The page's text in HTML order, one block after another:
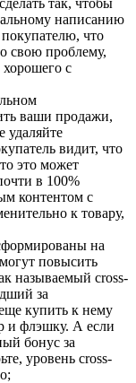
написанию
что
свою проблему,
с
ваши продажи,
удаляйте
видит, что
это может
в 100%
контентом с
к товару,
на
повысить
называемый cross-
за
купить к нему
и флэшку. А если
бонус за
уровень cross-